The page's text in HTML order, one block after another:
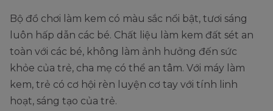
Bộ đồ chơi làm kem có màu sắc nổi bật, tươi sáng
luôn hấp dẫn các bé. Chất liệu làm kem đất sét an
toàn với các bé, không làm ảnh hưởng đến sức
khỏe của trẻ, cha mẹ có thể an tâm. Với máy làm
kem, trẻ có cơ hội rèn luyện cơ tay với tính linh
hoạt, sáng tạo của trẻ.